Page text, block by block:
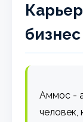
бизнес
Аммос -
человек,